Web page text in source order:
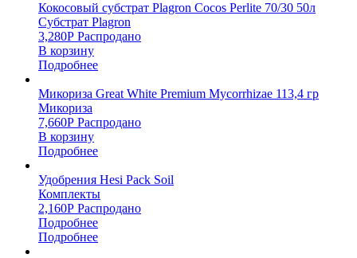
Кокосовый субстрат Plagron Cocos Perlite 70/30 50л
Субстрат Plagron
3,280Р Распродано
В корзину
Подробнее
Микориза Great White Premium Mycorrhizae 113,4 гр
Микориза
7,660Р Распродано
В корзину
Подробнее
Удобрения Hesi Pack Soil
Комплекты
2,160Р Распродано
Подробнее
Подробнее